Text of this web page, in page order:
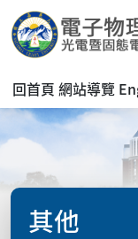
回首頁 網站導覽
其他